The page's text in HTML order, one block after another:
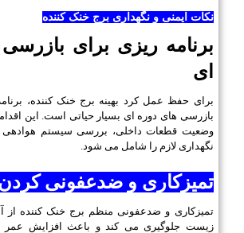
نکات ایمنی و نگهداری برج خنک کننده
برنامه ریزی برای
ای
برای حفظ عمل کرد بهینه برج خنک کننده،
بازرسی های دوره ای بسیار حیاتی است. این
وضعیت قطعات داخلی، بررسی سیستم هوادهی
نگهداری لازم را شامل می شود.
تمیزکاری و ضدعفونی
تمیزکاری و ضدعفونی منظم برج خنک کننده از
زیست جلوگیری می کند و باعث افزایش عمر